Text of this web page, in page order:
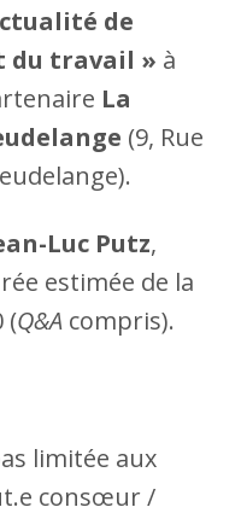
de
du travail » à
La
(9, Rue
Luc Putz,
estimée de la
(Q&A compris).
limitée aux
consœur /